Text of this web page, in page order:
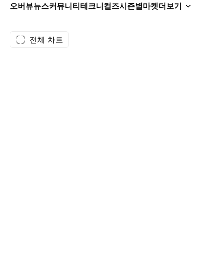
오버뷰뉴스커뮤니티테크니컬즈시즌별마켓더보기
전체 차트